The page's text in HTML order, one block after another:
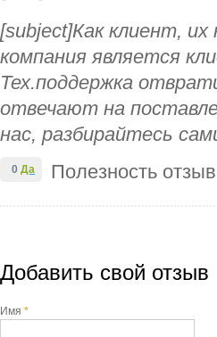
[subject]Как клиент,
компания является
Тех.поддержка
отвечают на
нас, разбирайтесь
Полезность
0 Да
Добавить свой отзыв
Имя *